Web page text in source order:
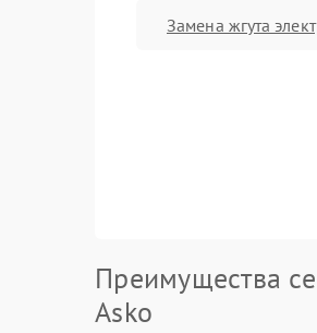
Замена жгута
Преимущества
Asko